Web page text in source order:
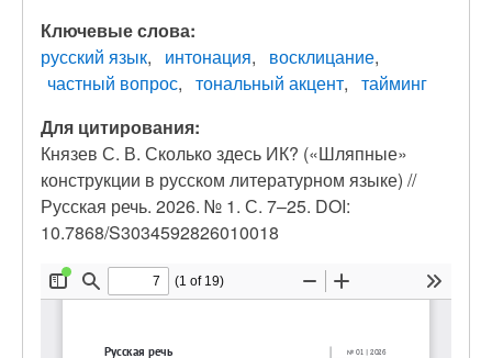
Ключевые слова:
русский язык
интонация
восклицание
частный вопрос
тональный акцент
тайминг
Для цитирования:
Князев С. В. Сколько здесь ИК? («Шляпные»
конструкции в русском литературном языке) //
Русская речь. 2026. № 1. С. 7–25. DOI:
10.7868/S3034592826010018